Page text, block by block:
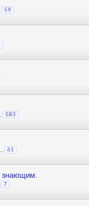
59
583
61
7